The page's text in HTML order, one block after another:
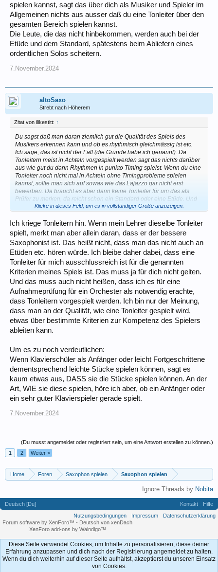
spielen kannst, sagt das über dich als Musiker und Spieler im
Allgemeinen nichts aus ausser daß du eine Tonleiter über den
gesamten Bereich spielen kannst.
Die Leute, die das nicht hinbekommen, werden auch bei der
Etüde und dem Standard, spätestens beim Abliefern eines
ordentlichen Solos scheitern.
7.November.2024
altoSaxo
Strebt nach Höherem
Zitat von ilikestitt: ↑
Du sagst daß man daran ziemlich gut die Qualität des Spiels des
Musikers erkennen kann und ob es rhythmisch gleichmässig ist etc.
Ich sage, das ist nicht der Fall (die Gründe habe ich genannt). Da
Tonleitern meist in Achteln vorgespielt werden sagt das nichts darüber
aus wie gut du dann Rhythmen in punkto Timing spielst. Wenn du eine
Tonleiter noch nicht mal in Achteln ohne Timingprobleme spielen
kannst, sollte man sich auf sowas wie das Lajazzo gar nicht erst
bewerben. Da braucht es aber dann keine Tonleiter für um das als
Prüfer zu merken, da reicht schon ein Standard oder eine Etüde. Und
auch wegen der Ansprache ist eine Tonleiter für die Prüfer nicht
Selbst wenn du eine Tonleiter über den gesamten Rahmen spielen
kannst, sagt das über dich als Musiker und Spieler im Allgemeinen
nichts aus ausser daß du eine Tonleiter über den gesamten Bereich
spielen kannst.
Die Leute, die das nicht hinbekommen, werden auch bei der Etüde und
dem Standard, spätestens beim Abliefern eines ordentlichen Solos
scheitern.
Klicke in dieses Feld, um es in vollständiger Größe anzuzeigen.
Ich kriege Tonleitern hin. Wenn mein Lehrer dieselbe Tonleiter
spielt, merkt man aber allein daran, dass er der bessere
Saxophonist ist. Das heißt nicht, dass man das nicht auch an
Etüden etc. hören würde. Ich bleibe daher dabei, dass eine
Tonleiter für mich ausschlussreich ist für die genannten
Kriterien meines Spiels ist. Das muss ja für dich nicht gelten.
Und das muss auch nicht heißen, dass ich es für eine
Aufnahmeprüfung für ein Orchester als notwendig erachte,
dass Tonleitern vorgespielt werden. Ich bin nur der Meinung,
dass man an der Qualität, wie eine Tonleiter gespielt wird,
etwas über bestimmte Kriterien zur Kompetenz des Spielers
ableiten kann.
Um es zu noch verdeutlichen:
Wenn Klavierschüler als Anfänger oder leicht Fortgeschrittene
dementsprechend leichte Stücke spielen können, sagt es
kaum etwas aus, DASS sie die Stücke spielen können. An der
Art, WIE sie diese spielen, höre ich aber, ob ein Anfänger oder
ein sehr guter Klavierspieler gerade spielt.
7.November.2024
(Du musst angemeldet oder registriert sein, um eine Antwort erstellen zu können.)
1
2 Weiter >
Home Foren Saxophon spielen Saxophon spielen
Ignore Threads by Nobita
Deutsch [Du] Kontakt
Hilfe
Nutzungsbedingungen
Impressum
Datenschutzerklärung
Forum software by XenForo™ - Deutsch von xenDach
XenForo add-ons by Waindigo™
Diese Seite verwendet Cookies, um Inhalte zu personalisieren, diese deiner
Erfahrung anzupassen und dich nach der Registrierung angemeldet zu halten.
Wenn du dich weiterhin auf dieser Seite aufhältst, akzeptierst du unseren Einsatz
von Cookies.